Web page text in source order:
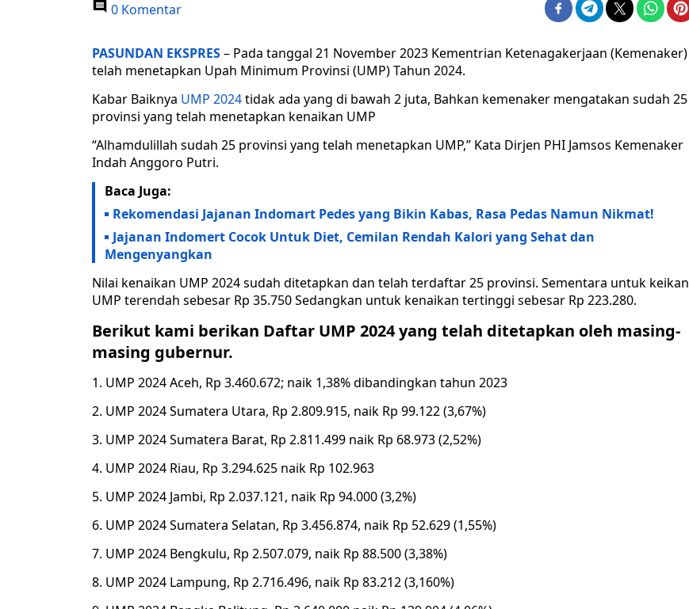
0 Komentar
PASUNDAN EKSPRES– Pada tanggal 21 November 2023 Kementrian Ketenagakerjaan (Kemenaker)
telah menetapkan Upah Minimum Provinsi (UMP) Tahun 2024.
Kabar Baiknya UMP 2024tidak ada yang di bawah 2 juta, Bahkan kemenaker mengatakan sudah 25
provinsi yang telah menetapkan kenaikan UMP
“Alhamdulillah sudah 25 provinsi yang telah menetapkan UMP,” Kata Dirjen PHI Jamsos Kemenaker
Indah Anggoro Putri.
Baca Juga:
Rekomendasi Jajanan Indomart Pedes yang Bikin Kabas, Rasa Pedas Namun Nikmat!
Jajanan Indomert Cocok Untuk Diet, Cemilan Rendah Kalori yang Sehat dan
Mengenyangkan
Nilai kenaikan UMP 2024 sudah ditetapkan dan telah terdaftar 25 provinsi. Sementara untuk keikan
UMP terendah sebesar Rp 35.750 Sedangkan untuk kenaikan tertinggi sebesar Rp 223.280.
Berikut kami berikan Daftar UMP 2024 yang telah ditetapkan oleh masing-
masing gubernur.
1. UMP 2024 Aceh, Rp 3.460.672; naik 1,38% dibandingkan tahun 2023
2. UMP 2024 Sumatera Utara, Rp 2.809.915, naik Rp 99.122 (3,67%)
3. UMP 2024 Sumatera Barat, Rp 2.811.499 naik Rp 68.973 (2,52%)
4. UMP 2024 Riau, Rp 3.294.625 naik Rp 102.963
5. UMP 2024 Jambi, Rp 2.037.121, naik Rp 94.000 (3,2%)
6. UMP 2024 Sumatera Selatan, Rp 3.456.874, naik Rp 52.629 (1,55%)
7. UMP 2024 Bengkulu, Rp 2.507.079, naik Rp 88.500 (3,38%)
8. UMP 2024 Lampung, Rp 2.716.496, naik Rp 83.212 (3,160%)